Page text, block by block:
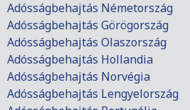
Adósságbehajtás Németország
Adósságbehajtás Görögország
Adósságbehajtás Olaszország
Adósságbehajtás Hollandia
Adósságbehajtás Norvégia
Adósságbehajtás Lengyelország